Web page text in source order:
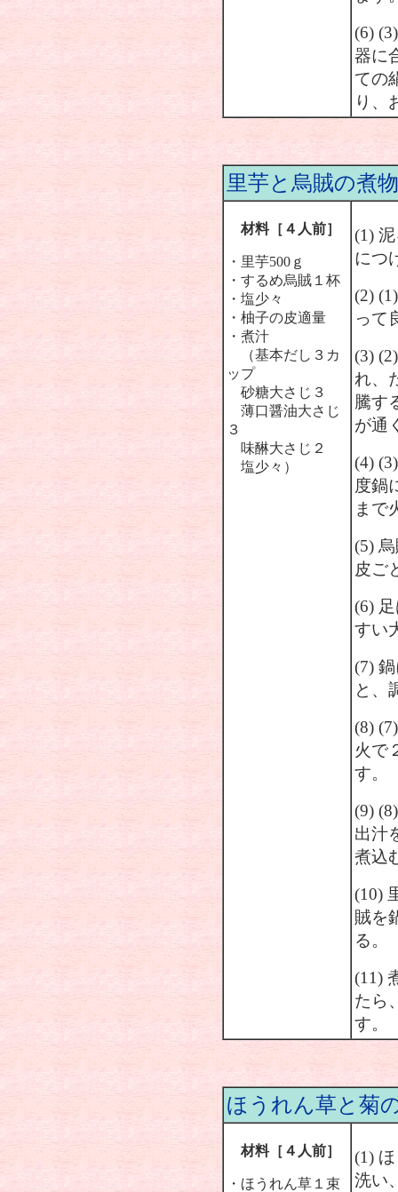
(6)
器に
ての
り、
里芋と烏賊の煮物
材料［４人前］
・里芋500ｇ
・するめ烏賊１杯
・塩少々
・柚子の皮適量
・煮汁
（基本だし３カ
ップ
砂糖大さじ３
薄口醤油大さじ
３
味醂大さじ２
塩少々）
(1)
につ
(2)
って
(3)
れ、
騰す
が通
(4)
度鍋
まで
(5)
皮ご
(6)
すい
(7)
と、
(8)
火で
す。
(9)
出汁
煮込
(10)
賊を
る。
(11)
たら
す。
ほうれん草と菊
材料［４人前］
・ほうれん草１束
(1)
洗い